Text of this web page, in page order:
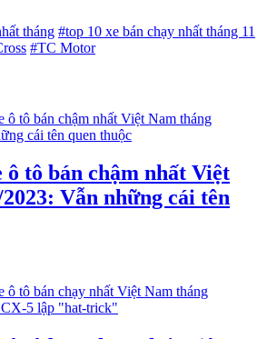
tháng #top 10 xe bán chạy nhất tháng 11
#TC Motor
ô tô bán chậm nhất Việt
Vẫn những cái tên